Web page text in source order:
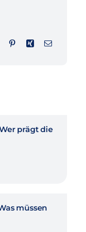
prägt die
müssen